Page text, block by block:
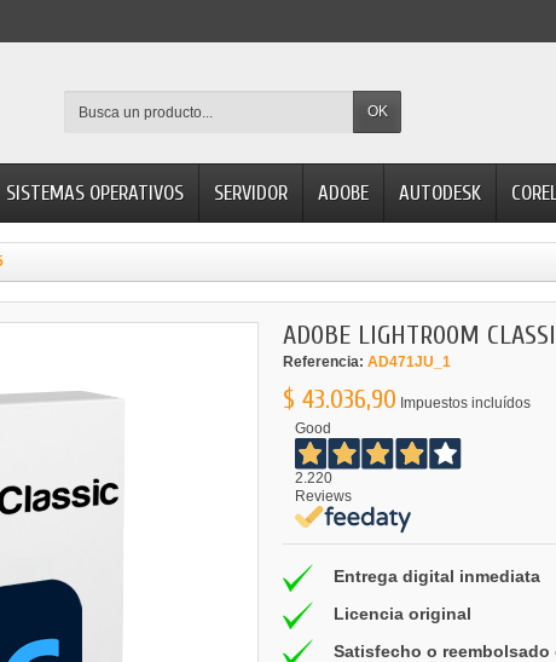
OK
SISTEMAS OPERATIVOS SERVIDOR ADOBE AUTODESK
ADOBE LIGHTROOM
Referencia: AD471JU_1
$ 43.036,90 Impuestos incluídos
Good
2.220
Reviews
Entrega digital inmediata
Licencia original
Satisfecho o reembolsado